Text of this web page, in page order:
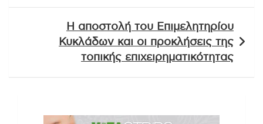
Η αποστολή του Επιμελητηρίου
Κυκλάδων και οι προκλήσεις της
τοπικής επιχειρηματικότητας